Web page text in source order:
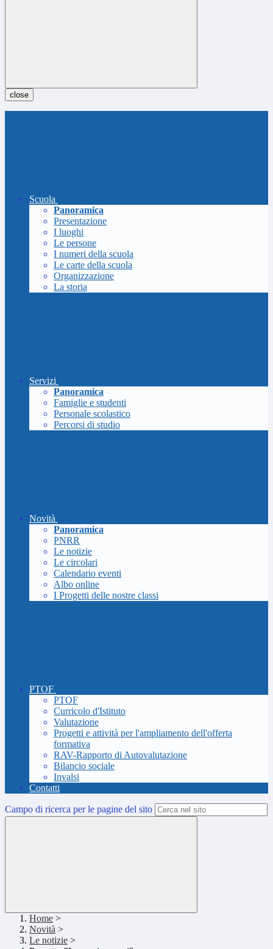
close
Scuola
Panoramica
Presentazione
I luoghi
Le persone
I numeri della scuola
Le carte della scuola
Organizzazione
La storia
Servizi
Panoramica
Famiglie e studenti
Personale scolastico
Percorsi di studio
Novità
Panoramica
PNRR
Le notizie
Le circolari
Calendario eventi
Albo online
I Progetti delle nostre classi
PTOF
PTOF
Curricolo d'Istituto
Valutazione
Progetti e attività per l'ampliamento dell'offerta
formativa
RAV-Rapporto di Autovalutazione
Bilancio sociale
Invalsi
Contatti
Campo di ricerca per le pagine del sito
Home >
Novità >
Le notizie >